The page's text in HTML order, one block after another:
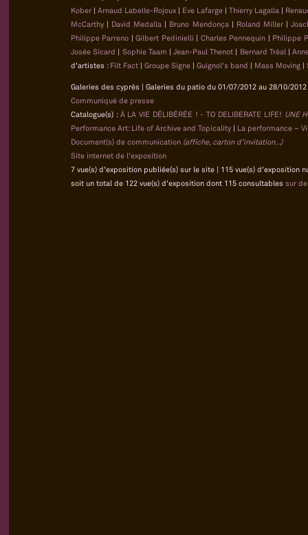
Kober |Arnaud Labelle-Rojoux | Eve Lafarge |Thierry Lagalla |
McCarthy | David Medalla | Bruno Mendonça | Roland Miller |
Philippe Parreno |Gilbert Pedinielli | Charles Pennequin | Philippe
Josée Sicard | Sophie Taam | Jean-Paul Thenot | Bernard Tréal |
d'artistes : Filt Fact | Groupe Signe | Guignol's band | Mass Moving |
Galeries des cyprès | Galeries du patio du 01/07/2012 au 28/10/
Communiqué de presse
Catalogue(s) : À LA VIE DÉLIBÉRÉE ! - TO DELIBERATE LIFE! UNE
Performance Art: Life of Archive and Topicality | La performance –
Document(s) de communication (affiche, carton d'invitation...)
Site internet de l'exposition
7 vue(s) d'exposition publiée(s) sur le site | 115 vue(s) d'exposition
soit un total de 122 vue(s) d'exposition dont 115 consultables sur